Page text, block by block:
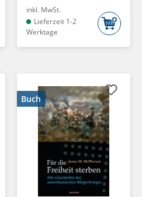
inkl. MwSt.
Lieferzeit 1-2
Werktage
Buch